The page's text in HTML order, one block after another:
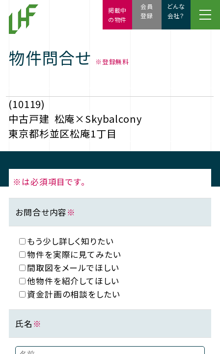
物件問合せ ※登録無料
(10119)
中古戸建 松庵×Skybalcony
東京都杉並区松庵1丁目
※は必須項目です。
お問合せ内容※
もう少し詳しく知りたい
物件を実際に見てみたい
間取図をメールでほしい
他物件を紹介してほしい
資金計画の相談をしたい
氏名 ※
会員
登録
どんな
会社？
掲載中
の物件